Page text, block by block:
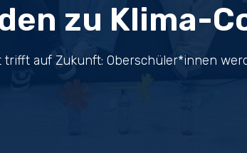
zu Klima-
trifft auf Zukunft: Oberschüler*innen